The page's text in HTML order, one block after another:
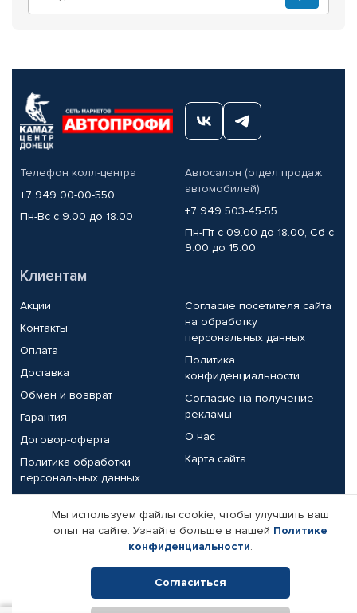
Телефон колл-центра
+7 949 00-00-550
Пн-Вс с 9.00 до 18.00
Автосалон (отдел продаж
автомобилей)
+7 949 503-45-55
Пн-Пт с 09.00 до 18.00, Сб с
9.00 до 15.00
Клиентам
Акции
Контакты
Оплата
Доставка
Обмен и возврат
Гарантия
Договор-оферта
Политика обработки
персональных данных
Согласие посетителя сайта
на обработку
персональных данных
Политика
конфиденциальности
Согласие на получение
рекламы
О нас
Карта сайта
Партнерам
Корпоративным клиентам
Поставщикам
Реквизиты компании
Мы используем файлы cookie, чтобы улучшить ваш
опыт на сайте. Узнайте больше в нашей Политике
конфиденциальности.
Согласиться